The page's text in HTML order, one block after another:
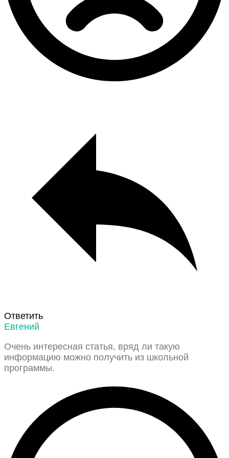
Ответить
Евгений
Очень интересная статья, вряд ли такую
информацию можно получить из школьной
программы.